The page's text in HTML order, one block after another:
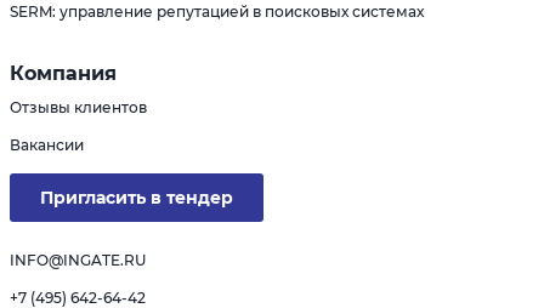
SERM: управление репутацией в поисковых системах
Компания
Отзывы клиентов
Вакансии
Пригласить в тендер
INFO@INGATE.RU
+7 (495) 642-64-42